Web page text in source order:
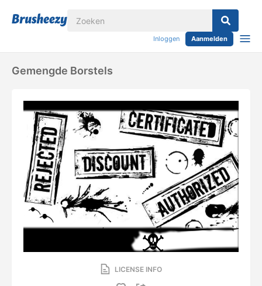
Inloggen Aanmelden
Gemengde Borstels
LICENSE INFO